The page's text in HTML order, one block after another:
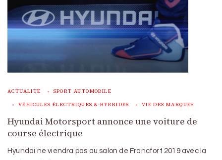
ACTUALITÉ SPORT AUTOMOBILE
VÉHICULES ÉLECTRIQUES & HYBRIDES VIE DES MARQUES
Hyundai Motorsport annonce une voiture de
course électrique
Hyundai ne viendra pas au salon de Francfort 2019 avec la